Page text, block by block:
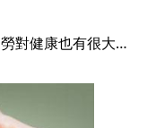
提供多項按摩服務,按摩可以舒緩一身疲勞對健康也有很大的幫助